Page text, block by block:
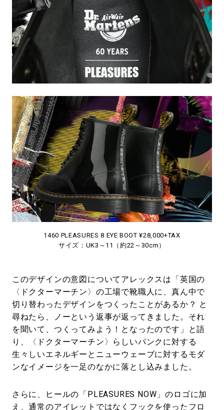
1460 PLEASURES 8 EYE BOOT ¥28,000+TAX
サイズ：UK3～11（約22～30cm）
このデザインの意図についてアレックスは「英国の
〈ドクターマーチン〉の工場で靴職人に、真ん中で
切り替わったデザインをつくったことがあるか？ と
尋ねたら、ノーという返事が返ってきました。それ
を聞いて、つくってみよう！となったのです」と語
り、〈ドクターマーチン〉らしいパンクに対する
生々しいエネルギーとニューウェーブに対するモダ
ンなイメージを一足のなかに落とし込みました。
さらに、ヒールの「PLEASURES NOW」のロゴに加
え、通常のアイレットではなくフックを使ったフロ